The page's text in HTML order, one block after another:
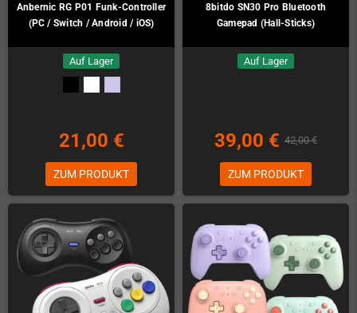
Anbernic RG P01 Funk-Controller
(PC / Switch / Android / iOS)
Auf Lager
21,00 €
ZUM PRODUKT
8bitdo SN30 Pro Bluetooth
Gamepad (Hall-Sticks)
Auf Lager
39,00 € 42,00 €
ZUM PRODUKT